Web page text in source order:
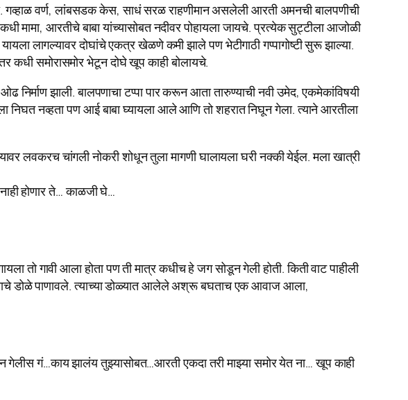
गव्हाळ वर्ण, लांबसडक केस, साधं सरळ राहणीमान असलेली आरती अमनची बालपणीची
आरतीचे बाबा यांच्यासोबत नदीवर पोहायला जायचे. प्रत्येक सुट्टीला आजोळी
लागल्यावर दोघांचे एकत्र खेळणे कमी झाले पण भेटीगाठी गप्पागोष्टी सुरू झाल्या.
समोरासमोर भेटून दोघे खूप काही बोलायचे.
निर्माण झाली. बालपणाचा टप्पा पार करून आता तारुण्याची नवी उमेद, एकमेकांविषयी
निघत नव्हता पण आई बाबा घ्यायला आले आणि तो शहरात निघून गेला. त्याने आरतीला
चांगली नोकरी शोधून तुला मागणी घालायला घरी नक्की येईल. मला खात्री
होणार ते… काळजी घे…
तो गावी आला होता पण ती मात्र कधीच हे जग सोडून गेली होती. किती‌ वाट पाहीली
डोळे पाणावले. त्याच्या डोळ्यात आलेले अश्रू बघताच एक आवाज आला,
गं…काय झालंय तुझ्यासोबत…आरती एकदा तरी माझ्या समोर येत ना… खूप काही